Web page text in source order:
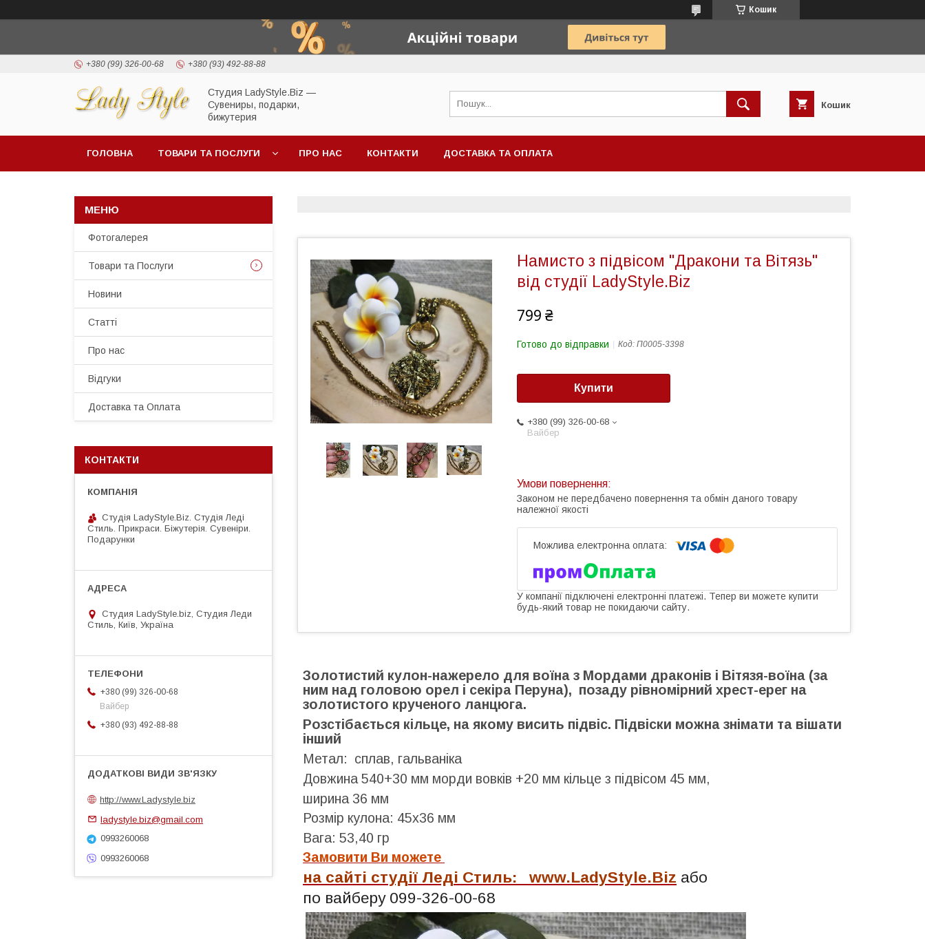
Кошик
+380 (99) 326-00-68 +380 (93) 492-88-88
Студия LadyStyle.Biz —
Сувениры, подарки,
бижутерия
Кошик
ГОЛОВНА ТОВАРИ ТА ПОСЛУГИ ПРО НАС КОНТАКТИ ДОСТАВКА ТА ОПЛАТА
Намисто з підвісом "Дракони та Вітязь"
від студії LadyStyle.Biz
799 ₴
Готово до відправки Код: П0005-3398
Купити
+380 (99) 326-00-68
Вайбер
Законом не передбачено повернення та обмін даного товару
належної якості
У компанії підключені електронні платежі. Тепер ви можете купити
будь-який товар не покидаючи сайту.
Золотистий кулон-нажерело для воїна з Мордами драконів і Вітязя-воїна (за
ним над головою орел і секіра Перуна), позаду рівномірний хрест-ерег на
золотистого крученого ланцюга.
Розстібається кільце, на якому висить підвіс. Підвіски можна знімати та вішати
інший
Метал: сплав, гальваніка
Довжина 540+30 мм морди вовків +20 мм кільце з підвісом 45 мм,
ширина 36 мм
Розмір кулона: 45х36 мм
Вага: 53,40 гр
Замовити Ви можете
на сайті студії Леді Стиль: www.LadyStyle.Biz або
по вайберу 099-326-00-68
Фотогалерея
Товари та Послуги
Новини
Статті
Про нас
Відгуки
Доставка та Оплата
КОНТАКТИ
Студія LadyStyle.Biz. Студія Леді
Стиль. Прикраси. Біжутерія. Сувеніри.
Подарунки
Студия LadyStyle.biz, Студия Леди
Стиль, Київ, Україна
+380 (99) 326-00-68
Вайбер
+380 (93) 492-88-88
http://www.Ladystyle.biz
ladystyle.biz@gmail.com
0993260068
0993260068